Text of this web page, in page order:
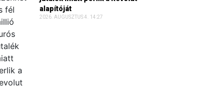
alapítóját
2026. AUGUSZTUS 4. 14:27